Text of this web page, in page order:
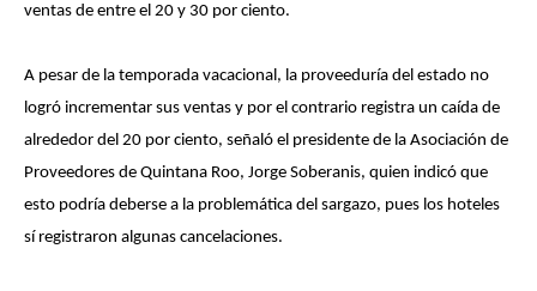
ventas de entre el 20 y 30 por ciento.
A pesar de la temporada vacacional, la proveeduría del estado no
logró incrementar sus ventas y por el contrario registra un caída de
alrededor del 20 por ciento, señaló el presidente de la Asociación de
Proveedores de Quintana Roo, Jorge Soberanis, quien indicó que
esto podría deberse a la problemática del sargazo, pues los hoteles
sí registraron algunas cancelaciones.